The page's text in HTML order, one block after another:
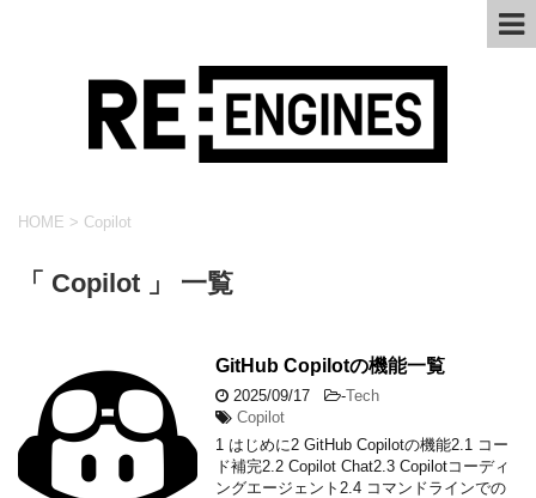
HOME > Copilot
「 Copilot 」 一覧
GitHub Copilotの機能一覧
2025/09/17 -Tech
Copilot
1 はじめに2 GitHub Copilotの機能2.1 コー
ド補完2.2 Copilot Chat2.3 Copilotコーディ
ングエージェント2.4 コマンドラインでの